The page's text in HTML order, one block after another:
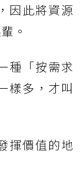
因此將資源
。
種「按需求
樣多，才叫
揮價值的地